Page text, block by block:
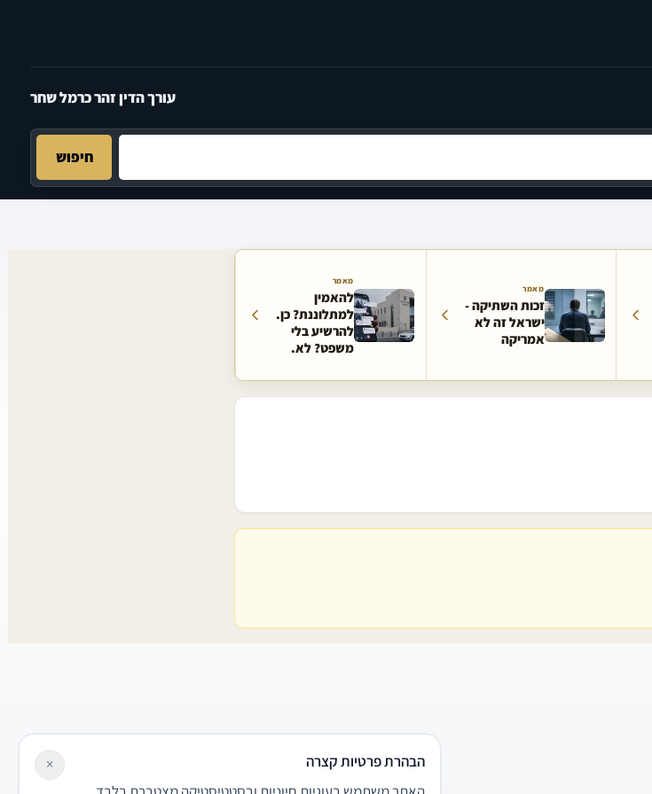
עורך הדין זהר כרמל שחר
חיפוש
מאמר
זכות השתיקה -
ישראל זה לא
אמריקה
מאמר
להאמין
למתלוננת? כן.
להרשיע בלי
משפט? לא.
הבהרת פרטיות קצרה
×